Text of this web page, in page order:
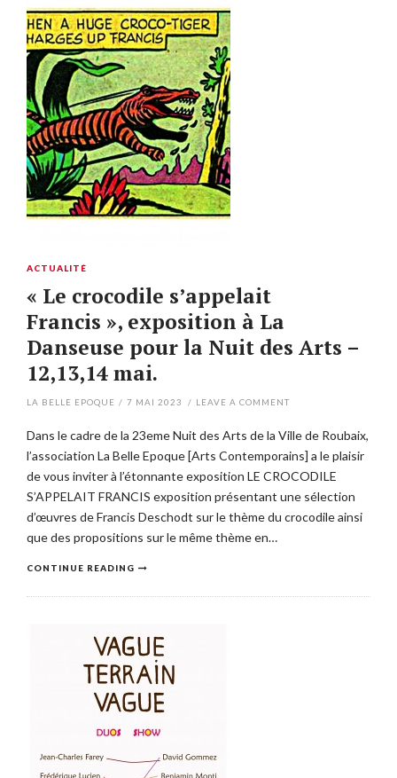
ACTUALITÉ
« Le crocodile s’appelait
Francis », exposition à La
Danseuse pour la Nuit des Arts –
12,13,14 mai.
LA BELLE EPOQUE / 7 MAI 2023 / LEAVE A COMMENT
Dans le cadre de la 23eme Nuit des Arts de la Ville de Roubaix,
l’association La Belle Epoque [Arts Contemporains] a le plaisir
de vous inviter à l’étonnante exposition LE CROCODILE
S’APPELAIT FRANCIS exposition présentant une sélection
d’œuvres de Francis Deschodt sur le thème du crocodile ainsi
que des propositions sur le même thème en…
CONTINUE READING